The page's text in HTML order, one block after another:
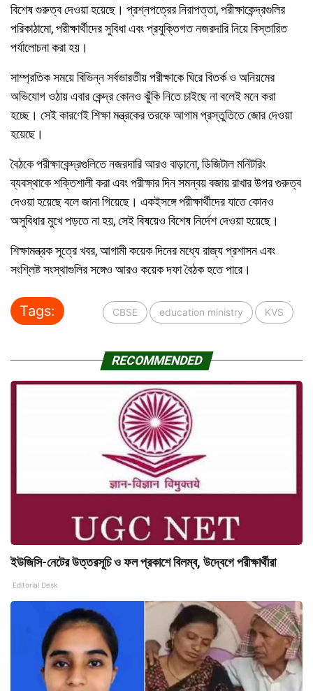
বিশেষ গুরুত্ব দেওয়া হয়েছে। প্রশ্নপত্রের নিরাপত্তা, পরীক্ষাকেন্দ্রগুলির
পরিকাঠামো, পরীক্ষার্থীদের সুবিধা এবং প্রযুক্তিগত নজরদারি নিয়ে বিস্তারিত
পর্যালোচনা করা হয়।
সাম্প্রতিক সময়ে বিভিন্ন সর্বভারতীয় পরীক্ষাকে ঘিরে বিতর্ক ও অনিয়মের
অভিযোগ ওঠায় এবার কেন্দ্র কোনও ঝুঁকি নিতে চাইছে না বলেই মনে করা
হচ্ছে। সেই কারণেই শিক্ষা মন্ত্রকের তরফে আগাম প্রস্তুতিতে জোর দেওয়া
হয়েছে।
বৈঠকে পরীক্ষাকেন্দ্রগুলিতে নজরদারি আরও বাড়ানো, ডিজিটাল মনিটরিং
ব্যবস্থাকে শক্তিশালী করা এবং পরীক্ষার দিন সমন্বয় বজায় রাখার উপর গুরুত্ব
দেওয়া হয়েছে বলে জানা গিয়েছে। একইসঙ্গে পরীক্ষার্থীদের যাতে কোনও
অসুবিধার মুখে পড়তে না হয়, সেই বিষয়েও বিশেষ নির্দেশ দেওয়া হয়েছে।
শিক্ষামন্ত্রক সূত্রে খবর, আগামী কয়েক দিনের মধ্যে রাজ্য প্রশাসন এবং
সংশ্লিষ্ট সংস্থাগুলির সঙ্গেও আরও কয়েক দফা বৈঠক হতে পারে।
Tags: CBSE education ministry KVS
RECOMMENDED
ইউজিসি-নেটের উত্তরসূচি ও ফল প্রকাশে বিলম্ব, উদ্বেগে পরীক্ষার্থীরা
Editorial Desk